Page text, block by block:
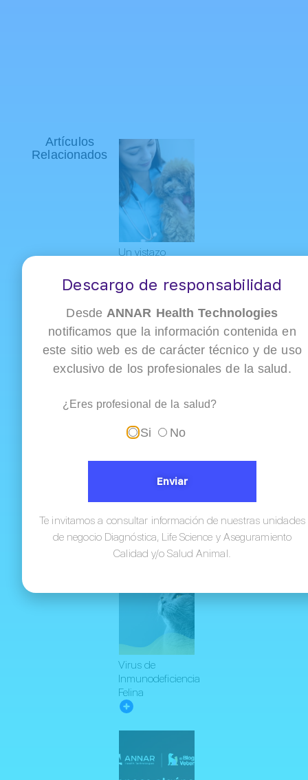
Artículos
Relacionados
Un vistazo
fase neurológica
del distemper
canino
Parvovirus
Enfermedad
Viral de Alta
Mortalidad
Virus de
Inmunodeficiencia
Felina
todas
las
entradas
Descargo de responsabilidad
DesdeANNAR Health Technologies
notificamos que la información contenida en
este sitio web es de carácter técnico y de uso
exclusivo de los profesionales de la salud.
¿Eres profesional de la salud?
Si No
Enviar
Te invitamos a consultar información de nuestras unidades
de negocio Diagnóstica, Life Science y Aseguramiento
Calidad y/o Salud Animal.